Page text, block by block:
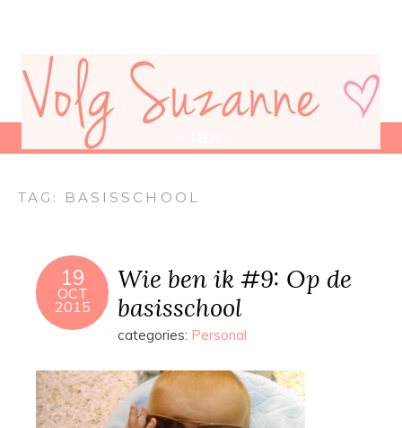
TAG: BASISSCHOOL
19
OCT
2015
Wie ben ik #9: Op de
basisschool
categories: Personal